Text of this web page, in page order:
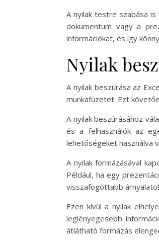
A nyilak testre szabása is
dokumentum vagy a
információkat, és így
Nyilak
A nyilak beszúrása az
munkafüzetet. Ezt
A nyilak beszúrásához
és a felhasználók az
lehetőségeket használva
A nyilak formázásával
Például, ha egy
visszafogottabb
Ezen kívül a nyilak
leglényegesebb
átlátható formázás